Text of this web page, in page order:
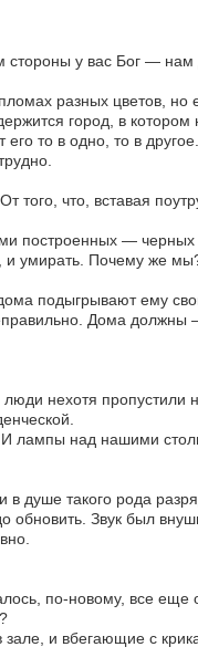
стороны у вас Бог —
разных цветов,
город, в котором
то в одно, то в другое.
того, что, вставая
построенных — черных
и умирать. Почему же
подыгрывают ему
Дома
нехотя пропустили
лампы над нашими
душе такого рода
обновить. Звук был
по-новому, все
и вбегающие с